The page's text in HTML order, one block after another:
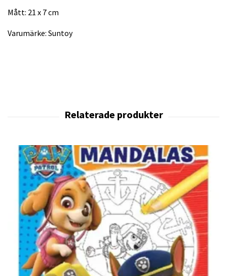
Mått: 21 x 7 cm
Varumärke: Suntoy